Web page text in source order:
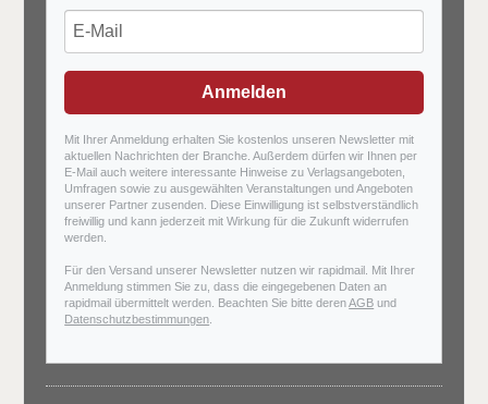
Anmelden
Mit Ihrer Anmeldung erhalten Sie kostenlos unseren Newsletter mit
aktuellen Nachrichten der Branche. Außerdem dürfen wir Ihnen per
E-Mail auch weitere interessante Hinweise zu Verlagsangeboten,
Umfragen sowie zu ausgewählten Veranstaltungen und Angeboten
unserer Partner zusenden. Diese Einwilligung ist selbstverständlich
freiwillig und kann jederzeit mit Wirkung für die Zukunft widerrufen
werden.
Für den Versand unserer Newsletter nutzen wir rapidmail. Mit Ihrer
Anmeldung stimmen Sie zu, dass die eingegebenen Daten an
rapidmail übermittelt werden. Beachten Sie bitte derenAGB und
Datenschutzbestimmungen